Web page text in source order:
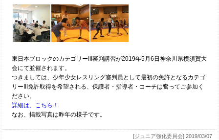
東日本ブロックのカテゴリーIII審判講習が2019年5月6日神奈川県横須賀大
会にて並催されます。
つきましては、少年少女レスリング審判員として最初の免許となるカテゴ
リーIII免許取得を希望される、保護者・指導者・コーチは奮ってご参加く
ださい。
詳細は、こちら！
なお、掲載写真は昨年の様子です。
[ジュニア強化委員会] 2019/03/07